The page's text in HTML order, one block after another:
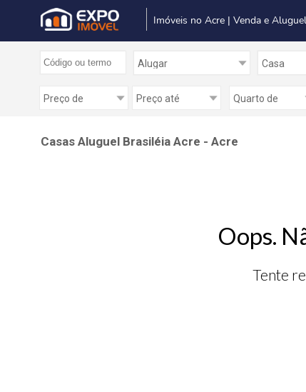
Imóveis no Acre | Venda e
Casas Aluguel Brasiléia Acre - Acre
Oops.
Tente